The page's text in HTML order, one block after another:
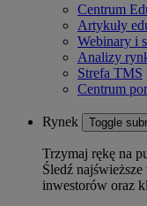
Centrum
Artykuły
Webinary i
Analizy
Strefa TMS
Centrum
Rynek Toggle
Trzymaj rękę na
Śledź
inwestorów oraz